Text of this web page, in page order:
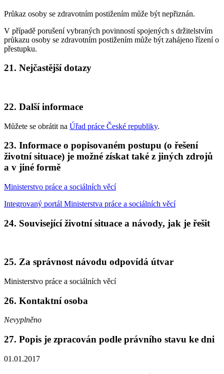
Průkaz osoby se zdravotním postižením může být nepřiznán.
V případě porušení vybraných povinností spojených s držitelstvím
průkazu osoby se zdravotním postižením může být zahájeno řízení o
přestupku.
21. Nejčastější dotazy
22. Další informace
Můžete se obrátit na Úřad práce České republiky.
23. Informace o popisovaném postupu (o řešení
životní situace) je možné získat také z jiných zdrojů
a v jiné formě
Ministerstvo práce a sociálních věcí
Integrovaný portál Ministerstva práce a sociálních věcí
24. Související životní situace a návody, jak je řešit
25. Za správnost návodu odpovídá útvar
Ministerstvo práce a sociálních věcí
26. Kontaktní osoba
Nevyplněno
27. Popis je zpracován podle právního stavu ke dni
01.01.2017